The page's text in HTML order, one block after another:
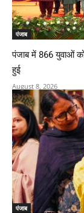
पंजाब
पंजाब में 866 युवाओं
हुई
August 8, 2026
पंजाब